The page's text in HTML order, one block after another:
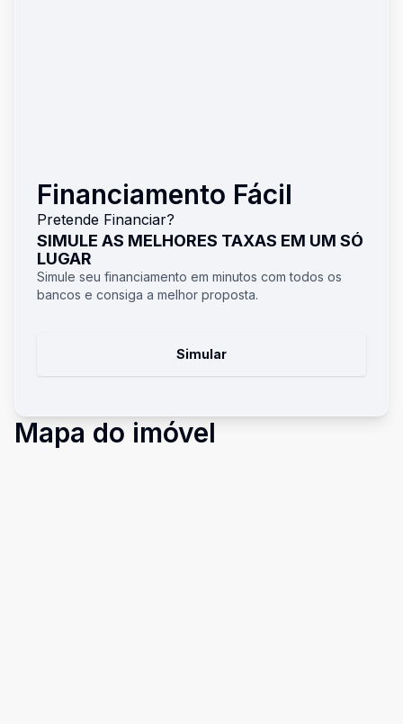
Financiamento Fácil
Pretende Financiar?
SIMULE AS MELHORES TAXAS EM UM SÓ
LUGAR
Simule seu financiamento em minutos com todos os
bancos e consiga a melhor proposta.
Simular
Mapa do imóvel